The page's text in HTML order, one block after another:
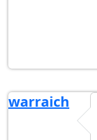
warraich